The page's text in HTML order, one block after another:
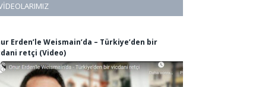
Erden’le Weismain’da – Türkiye’den bir
retçi (Video)